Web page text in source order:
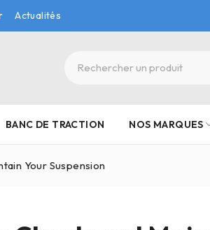
Actualités
BANC DE TRACTION NOS MARQUES
Your Suspension